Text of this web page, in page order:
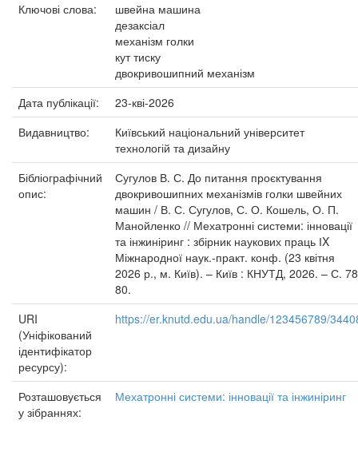
Ключові слова:
швейна машина
дезаксіал
механізм голки
кут тиску
двокривошипний механізм
Дата публікації:
23-кві-2026
Видавництво:
Київський національний університет
технологій та дизайну
Бібліографічний
опис:
Сугулов В. С. До питання проєктування
двокривошипних механізмів голки швейних
машин / В. С. Сугулов, С. О. Кошель, О. П.
Манойленко // Мехатронні системи: інновації
та інжиніринг : збірник наукових праць ІX
Міжнародної наук.-практ. конф. (23 квітня
2026 р., м. Київ). – Київ : КНУТД, 2026. – С.
80.
URI
(Уніфікований
ідентифікатор
ресурсу):
https://er.knutd.edu.ua/handle/123456789/
Розташовується
у зібраннях:
Мехатронні системи: інновації та інжиніринг